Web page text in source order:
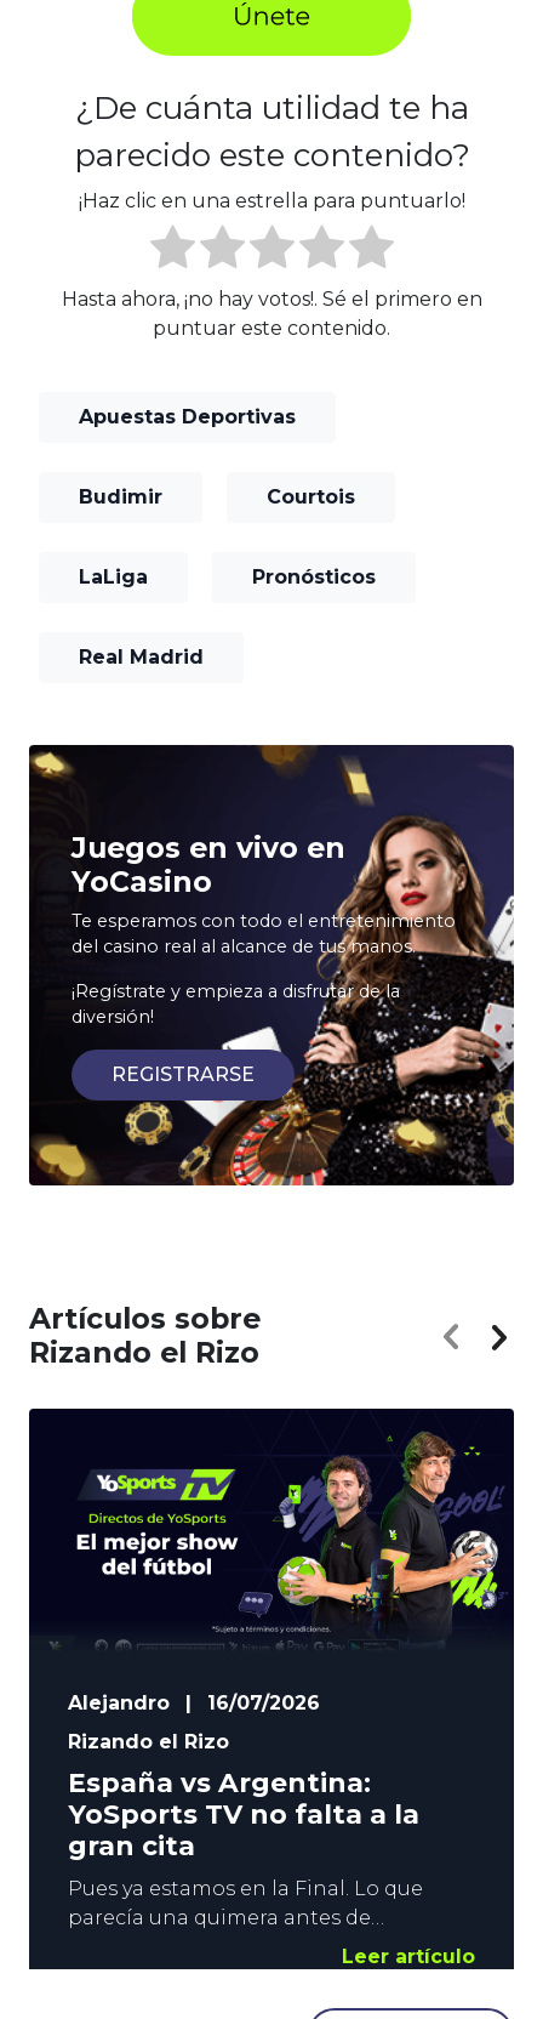
¿De cuánta utilidad te ha
parecido este contenido?
¡Haz clic en una estrella para puntuarlo!
Hasta ahora, ¡no hay votos!. Sé el primero en
puntuar este contenido.
Apuestas Deportivas
Budimir Courtois
LaLiga Pronósticos
Real Madrid
Juegos en vivo en
YoCasino
Te esperamos con todo el entretenimiento
del casino real al alcance de tus manos.
¡Regístrate y empieza a disfrutar de la
diversión!
REGISTRARSE
Artículos sobre
Rizando el Rizo
Alejandro
16/07/2026
Rizando el Rizo
España vs Argentina:
YoSports TV no falta a la
gran cita
Pues ya estamos en la Final. Lo que
parecía una quimera antes de
comenzar el campeonato, y casi un
imposible tras el debut ante Cabo
Verde, ha llegado. La Roja se mide a
Leer artículo